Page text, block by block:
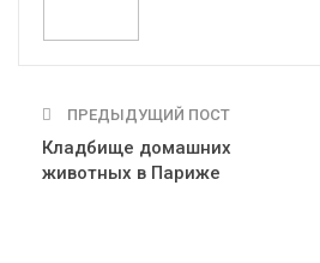
ПРЕДЫДУЩИЙ ПОСТ
Кладбище домашних
животных в Париже